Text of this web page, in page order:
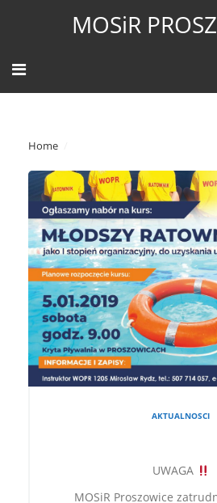
MOSiR
Home
AKTUALNOSCI
UWAGA
MOSiR Proszowice